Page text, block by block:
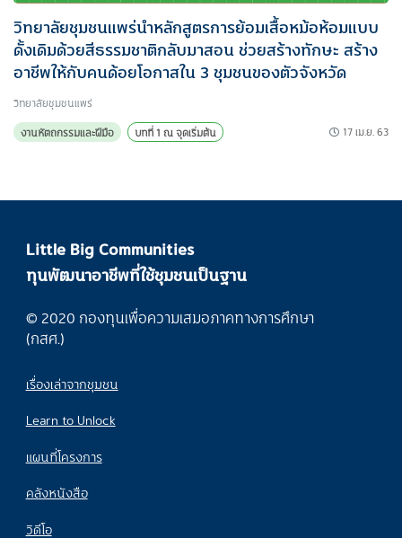
วิทยาลัยชุมชนแพร่นำหลักสูตรการย้อมเสื้อหม้อห้อมแบบ
ดั้งเดิมด้วยสีธรรมชาติกลับมาสอน ช่วยสร้างทักษะ สร้าง
อาชีพให้กับคนด้อยโอกาสใน 3 ชุมชนของตัวจังหวัด
วิทยาลัยชุมชนแพร่
งานหัตถกรรมและฝีมือ
บทที่ 1 ณ จุดเริ่มต้น 17 เม.ย. 63
Little Big Communities
ทุนพัฒนาอาชีพที่ใช้ชุมชนเป็นฐาน
© 2020 กองทุนเพื่อความเสมอภาคทางการศึกษา
(กสศ.)
เรื่องเล่าจากชุมชน
Learn to Unlock
แผนที่โครงการ
คลังหนังสือ
วิดีโอ